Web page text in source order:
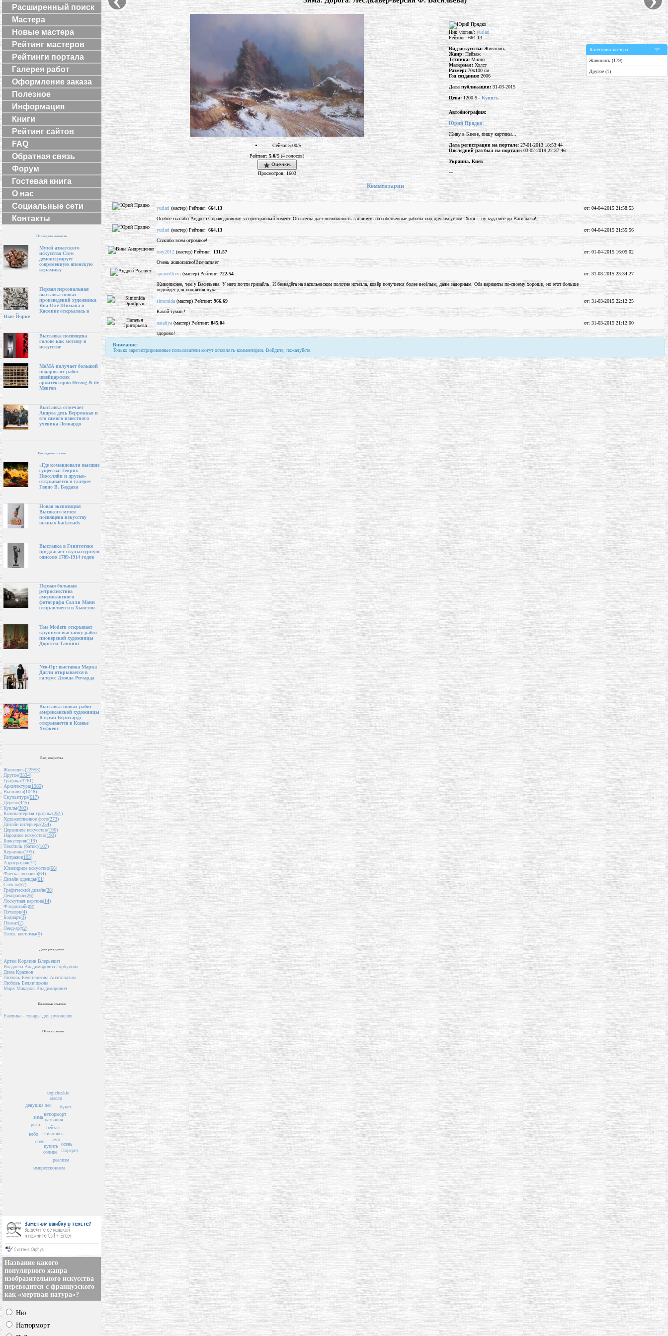
Расширенный поиск
Мастера
Новые мастера
Рейтинг мастеров
Рейтинги портала
Галерея работ
Оформление заказа
Полезное
Информация
Книги
Рейтинг сайтов
FAQ
Обратная связь
Форум
Гостевая книга
О нас
Социальные сети
Контакты
Последние новости
Музей азиатского
искусства Crow
демонстрирует
современную японскую
керамику
Первая персональная
выставка новых
произведений художника
Яна-Оле Шимана в
Касмине открылась в
Нью-Йорке
Выставка посвящена
голове как мотиву в
искусстве
МоМА получает большой
подарок от работ
швейцарских
архитекторов Herzog & de
Meuron
Выставка отмечает
Андреа дель Верроккьо и
его самого известного
ученика Леонардо
Последние статьи
«Где командовали высшие
существа: Генрих
Нюссляйн и друзья»
открывается в галерее
Гвидо В. Баудаха
Новая экспозиция
Высокого музея
посвящена искусству
южных backroads
Выставка в Глиптотеке
предлагает скульптурную
одиссею 1789-1914 годов
Первая большая
ретроспектива
американского
фотографа Салли Манн
отправляется в Хьюстон
Tate Modern открывает
крупную выставку работ
пионерской художницы
Доротеи Таннинг
Neo-Op: выставка Марка
Дагли открывается в
галерее Дэвида Ричарда
Выставка новых работ
американской художницы
Кэтрин Бернхардт
открывается в Ксавье
Хуфкенс
Вид искусства
Живопись(22953)
Другое(3334)
Графика(3261)
Архитектура(1969)
Вышивка(1048)
Скульптура(617)
Дерево(445)
Куклы(302)
Компьютерная графика(281)
Художественное фото(273)
Дизайн интерьера(254)
Церковное искусство(196)
Народное искусство(193)
Бижутерия(119)
Текстиль (батик)(107)
Керамика(105)
Витражи(103)
Аэрография(74)
Ювелирное искусство(66)
Фреска, мозаика(64)
Дизайн одежды(61)
Стекло(57)
Графический дизайн(38)
Декорации(26)
Лоскутная картина(14)
Флордизайн(9)
Пэчворк(4)
Бодиарт(3)
Плакат(2)
Ленд-арт(2)
Театр. костюмы(0)
День рождения
Артем Коряпин Влерьевич
Владлена Владимировна Горбунова
Дима Краснов
Любовь Белянчикова Анатольевна
Любовь Белянчикова
Марк Макаров Владимирович
Полезные ссылки
Ежевика - товары для рукоделия
Облако тегов
пейзаж
названия
живопись
лето
натюрморт
купить
солнце
лес
зима
осень
букет
масло
река
снег
tegicheskie
реализм
небо
импрессионизм
Портрет
девушка
Название какого
популярного жанра
изобразительного искусства
переводится с французского
как «мертвая натура»?
Ню
Натюрморт
Сейчас 5.00/5
Рейтинг:5.0/5 (4 голосов)
Оценки.
Просмотров: 1603
Ник /логин/: yurlari
Рейтинг: 664.13
Вид искусства:Живопись
Жанр: Пейзаж
Техника:Масло
Материал:Холст
Размер:70x100 см
Год создания:2006
Дата публикации: 31-03-2015
Цена:1200 $ - Купить
Категории мастера
Живопись (179)
Другое (1)
Автобиография:
Юрий Прядко
Живу в Киеве, пишу картины...
Дата регистрации на портале:27-01-2013 18:53:44
Последний раз был на портале:03-02-2019 22:37:46
Украина, Киев
---
Комментарии
yurlari (мастер) Рейтинг: 664.13
от: 04-04-2015 21:58:53
Особое спасибо Андрею Справедливому за пространный комент. Он всегда дает возможность взглянуть на собственные работы под другим углом. Хотя... ну куда мне до Васильева!
yurlari (мастер) Рейтинг: 664.13
от: 04-04-2015 21:55:56
Спасибо всем огромное!
tory2012 (мастер) Рейтинг: 131.57
от: 01-04-2015 16:05:02
Очень живописно!Впечатляет
spravedlivyj (мастер) Рейтинг: 722.54
от: 31-03-2015 23:34:27
Живописнее, чем у Васильева. У него почти гризайль. И безнадёга на васильевском полотне исчезла, ковёр получился более весёлым, даже задорным. Оба варианты по-своему хороши, но этот больше
подойдет для поднятия духа..
simonida (мастер) Рейтинг: 966.69
от: 31-03-2015 22:12:25
Какой туман !
nataliya (мастер) Рейтинг: 845.04
от: 31-03-2015 21:12:00
здорово!
Внимание:
Только зарегистрированные пользователи могут оставлять комментарии. Войдите, пожалуйста.